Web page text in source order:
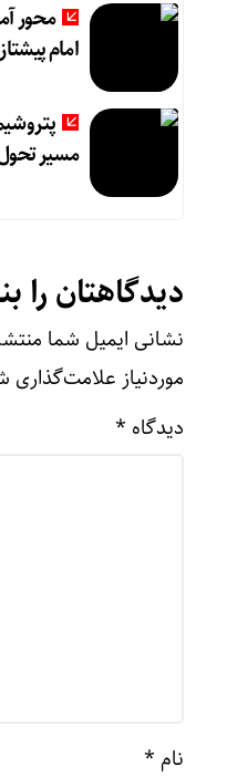
محور
امام
مسیر
دیدگاهتان را
نشانی ایمیل شما
موردنیاز علامت‌گذاری
دیدگاه *
نام *